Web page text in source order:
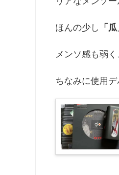
ほんの少し 「瓜
メンソ感も弱
ちなみに使用